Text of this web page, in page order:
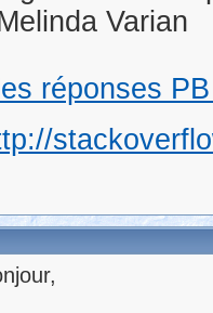
Varian
réponses